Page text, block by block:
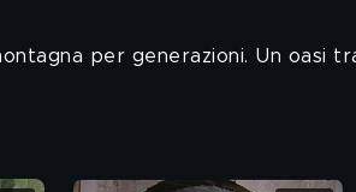
per generazioni. Un oasi